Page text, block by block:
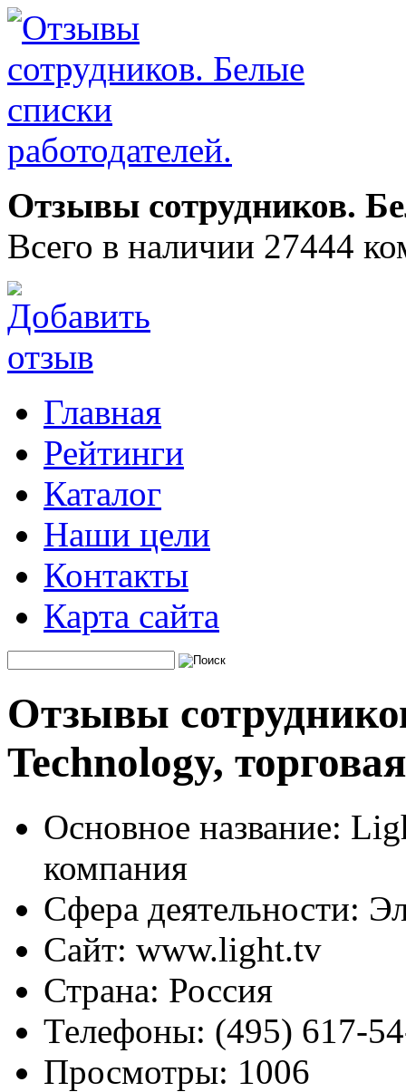
Отзывы сотрудников.
Всего в наличии 27444
Главная
Рейтинги
Каталог
Наши цели
Контакты
Карта сайта
Отзывы
Technology,
Основное название:
компания
Сфера деятельности:
Сайт: www.light.tv
Страна: Россия
Телефоны: (495) 617-
Просмотры: 1006